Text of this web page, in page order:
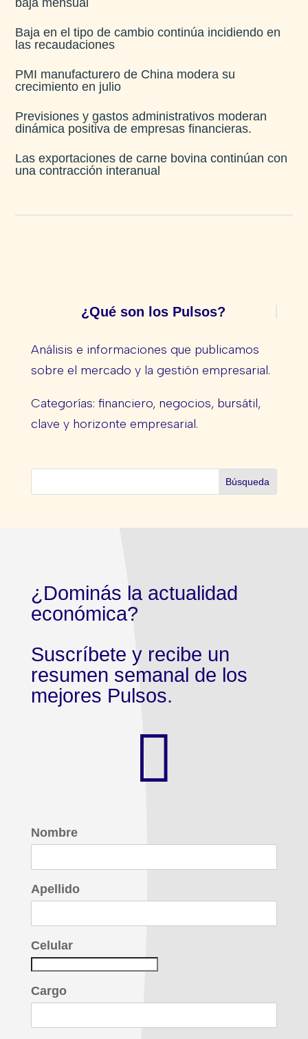
Baja en el tipo de cambio continúa incidiendo en
las recaudaciones​
PMI manufacturero de China modera su
crecimiento en julio​
Previsiones y gastos administrativos moderan
dinámica positiva de empresas financieras​.
Las exportaciones de carne bovina continúan con
una contracción interanual
¿Qué son los Pulsos?
Análisis e informaciones que publicamos
sobre el mercado y la gestión empresarial.
Categorías: financiero, negocios, bursátil,
clave y horizonte empresarial.
¿Dominás la actualidad
económica?
Suscríbete y recibe un
resumen semanal de los
mejores Pulsos.

Nombre
Apellido
Celular
Cargo